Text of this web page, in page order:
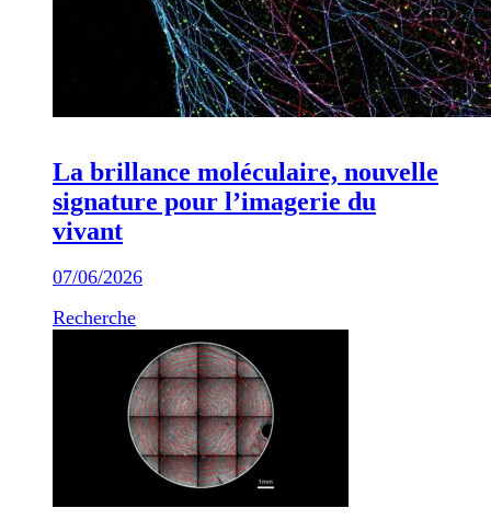
La brillance moléculaire, nouvelle
signature pour l’imagerie du
vivant
07/06/2026
Recherche